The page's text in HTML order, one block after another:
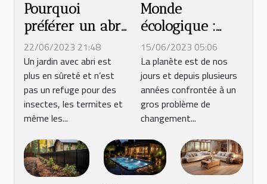
Pourquoi
préférer un abri
en bois pour
son jardin ?
22/06/2023 21:48
Un jardin avec abri est
plus en sûreté et n’est
pas un refuge pour des
insectes, les termites et
même les...
Monde
écologique :
quels sont les
différents types
d’énergie
renouvelable et
qui respecte de
15/06/2023 05:06
La planète est de nos
jours et depuis plusieurs
années confrontée à un
gros problème de
changement...